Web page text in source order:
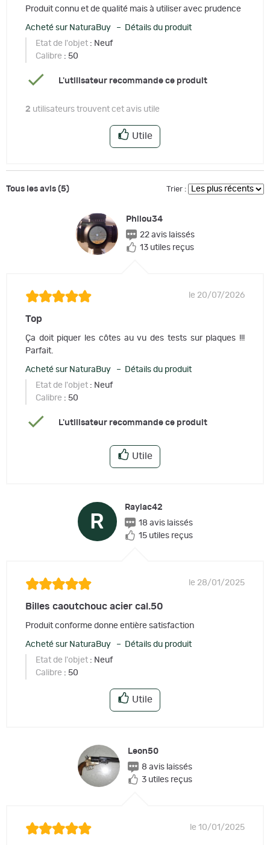
Produit connu et de qualité mais à utiliser avec prudence
Acheté sur NaturaBuy – Détails du produit
Etat de l'objet : Neuf
Calibre : 50
L'utilisateur recommande ce produit
2 utilisateurs trouvent cet avis utile
Utile
Tous les avis (5) Trier :
Philou34
22 avis laissés
13 utiles reçus
le 20/07/2026
Top
Ça doit piquer les côtes au vu des tests sur plaques !!!
Parfait.
Acheté sur NaturaBuy – Détails du produit
Etat de l'objet : Neuf
Calibre : 50
L'utilisateur recommande ce produit
Utile
R
Raylac42
18 avis laissés
15 utiles reçus
le 28/01/2025
Billes caoutchouc acier cal.50
Produit conforme donne entière satisfaction
Acheté sur NaturaBuy – Détails du produit
Etat de l'objet : Neuf
Calibre : 50
Utile
Leon50
8 avis laissés
3 utiles reçus
le 10/01/2025